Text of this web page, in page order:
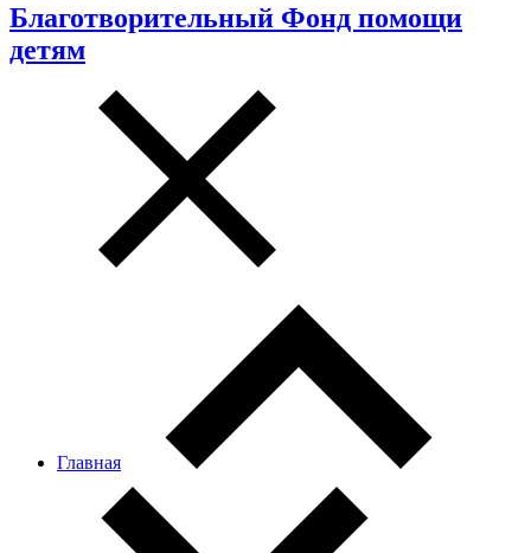
Благотворительный Фонд помощи
детям
Главная